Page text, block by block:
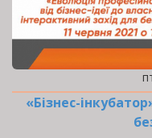
«Бізнес-